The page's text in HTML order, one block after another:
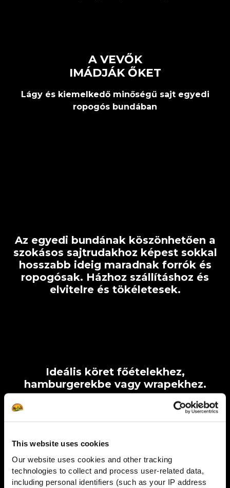
This website uses cookies
Our website uses cookies and other tracking
technologies to collect and process user-related data,
including personal identifiers (such as your IP address
A VEVŐK
IMÁDJÁK ŐKET
Lágy és kiemelkedő minőségű sajt egyedi
ropogós bundában
Az egyedi bundának köszönhetően a
szokásos sajtrudakhoz képest sokkal
hosszabb ideig maradnak forrók és
ropogósak. Házhoz szállításhoz és
elvitelre és tökéletesek.
Ideális köret főételekhez,
hamburgerekbe vagy wrapekhez.
Tökéletes gyors harapnivaló, italok
mellé vagy többszemélyes tálak